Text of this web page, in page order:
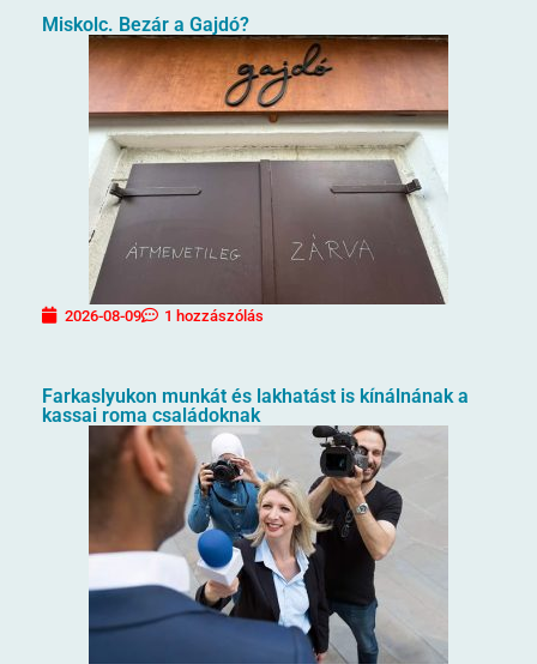
Miskolc. Bezár a Gajdó?
2026-08-09 1 hozzászólás
Farkaslyukon munkát és lakhatást is kínálnának a
kassai roma családoknak